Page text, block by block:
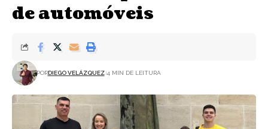
de automóveis
PORDIEGO VELÁZQUEZ 4 MIN DE LEITURA